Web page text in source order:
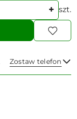
szt.
Zostaw telefon